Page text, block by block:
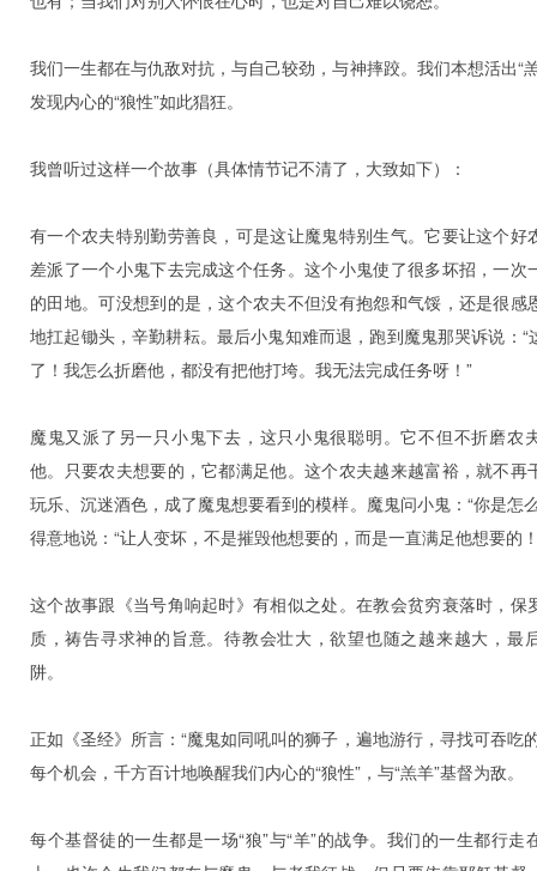
我们一生都在与仇敌对抗，与自己较劲，与神摔跤。我们本想活出“
发现内心的“狼性”如此猖狂。
我曾听过这样一个故事（具体情节记不清了，大致如下）：
有一个农夫特别勤劳善良，可是这让魔鬼特别生气。它要让这个好
差派了一个小鬼下去完成这个任务。这个小鬼使了很多坏招，一次
的田地。可没想到的是，这个农夫不但没有抱怨和气馁，还是很感
地扛起锄头，辛勤耕耘。最后小鬼知难而退，跑到魔鬼那哭诉说：“
了！我怎么折磨他，都没有把他打垮。我无法完成任务呀！”
魔鬼又派了另一只小鬼下去，这只小鬼很聪明。它不但不折磨农
他。只要农夫想要的，它都满足他。这个农夫越来越富裕，就不再
玩乐、沉迷酒色，成了魔鬼想要看到的模样。魔鬼问小鬼：“你是怎
得意地说：“让人变坏，不是摧毁他想要的，而是一直满足他想要的
这个故事跟《当号角响起时》有相似之处。在教会贫穷衰落时，保
质，祷告寻求神的旨意。待教会壮大，欲望也随之越来越大，最
阱。
正如《圣经》所言：“魔鬼如同吼叫的狮子，遍地游行，寻找可吞吃
每个机会，千方百计地唤醒我们内心的“狼性”，与“羔羊”基督为敌。
每个基督徒的一生都是一场“狼”与“羊”的战争。我们的一生都行走